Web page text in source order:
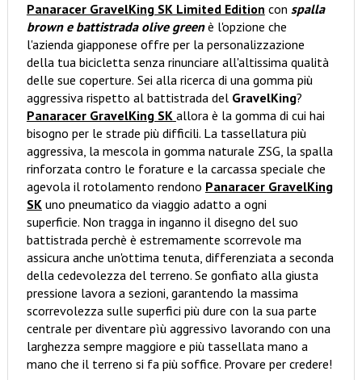
Panaracer GravelKing SK Limited Edition con spalla
brown e battistrada olive greenè l'opzione che
l'azienda giapponese offre per la personalizzazione
della tua bicicletta senza rinunciare all'altissima qualità
delle sue coperture. Sei alla ricerca di una gomma più
aggressiva rispetto al battistrada del GravelKing?
Panaracer GravelKing SK allora è la gomma di cui hai
bisogno per le strade più difficili. La tassellatura più
aggressiva, la mescola in gomma naturale ZSG, la spalla
rinforzata contro le forature e la carcassa speciale che
agevola il rotolamento rendono Panaracer GravelKing
SKuno pneumatico da viaggio adatto a ogni
superficie. Non tragga in inganno il disegno del suo
battistrada perchè è estremamente scorrevole ma
assicura anche un'ottima tenuta, differenziata a seconda
della cedevolezza del terreno. Se gonfiato alla giusta
pressione lavora a sezioni, garantendo la massima
scorrevolezza sulle superfici più dure con la sua parte
centrale per diventare pìù aggressivo lavorando con una
larghezza sempre maggiore e più tassellata mano a
mano che il terreno si fa più soffice. Provare per credere!